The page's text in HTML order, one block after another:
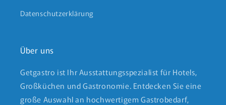
Datenschutzerklärung
Über uns
Getgastro ist Ihr Ausstattungsspezialist für Hotels,
Großküchen und Gastronomie. Entdecken Sie eine
große Auswahl an hochwertigem Gastrobedarf,